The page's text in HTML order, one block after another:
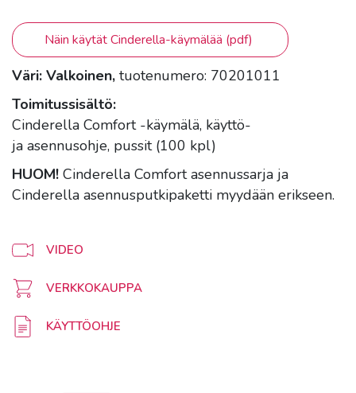
Näin käytät Cinderella-käymälää (pdf)
Väri: Valkoinen, tuotenumero: 70201011
Toimitussisältö:
Cinderella Comfort -käymälä, käyttö-
ja asennusohje, pussit (100 kpl)
HUOM! Cinderella Comfort asennussarja ja
Cinderella asennusputkipaketti myydään erikseen.
VIDEO
VERKKOKAUPPA
KÄYTTÖOHJE